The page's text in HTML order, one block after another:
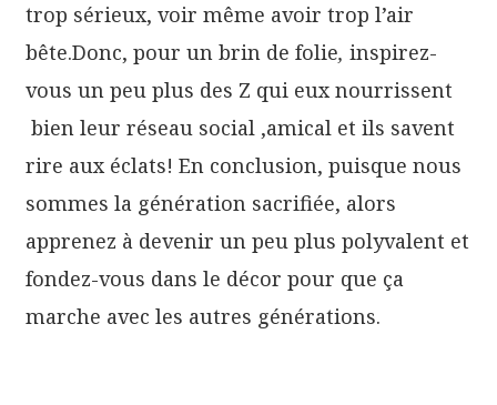
trop sérieux, voir même avoir trop l’air
bête.Donc, pour un brin de folie, inspirez-
vous un peu plus des Z qui eux nourrissent
bien leur réseau social ,amical et ils savent
rire aux éclats! En conclusion, puisque nous
sommes la génération sacrifiée, alors
apprenez à devenir un peu plus polyvalent et
fondez-vous dans le décor pour que ça
marche avec les autres générations.